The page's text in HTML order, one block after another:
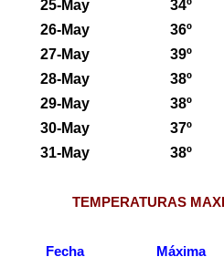
25-May
34º
26-May
36º
27-May
39º
28-May
38º
29-May
38º
30-May
37º
31-May
38º
TEMPERATURAS
Fecha Máxima